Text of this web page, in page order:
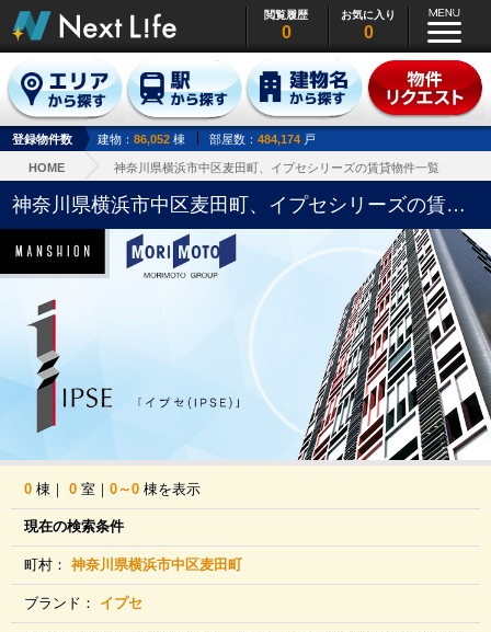
閲覧履歴
0
お気に入り
0
登録物件数 建物： 86,052 棟 部屋数： 484,174 戸
HOME 神奈川県横浜市中区麦田町、イプセシリーズの賃貸物件一覧
神奈川県横浜市中区麦田町、イプセシリーズの賃貸物件一覧
0 棟｜0 室｜0～0 棟を表示
現在の検索条件
町村：神奈川県横浜市中区麦田町
ブランド： イプセ